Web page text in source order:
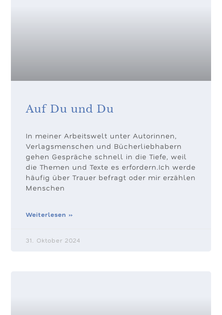
Auf Du und Du
In meiner Arbeitswelt unter Autorinnen,
Verlagsmenschen und Bücherliebhabern
gehen Gespräche schnell in die Tiefe, weil
die Themen und Texte es erfordern.Ich werde
häufig über Trauer befragt oder mir erzählen
Menschen
Weiterlesen »
31. Oktober 2024